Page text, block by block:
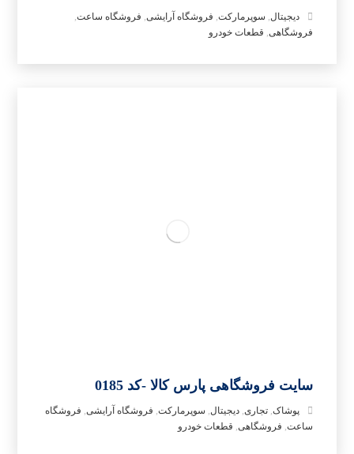
دیجیتال, سوپرمارکت, فروشگاه آرایشی, فروشگاه ساعت,
فروشگاهی, قطعات خودرو
سایت فروشگاهی پارس کالا -کد 0185
پوشاک,تجاری,دیجیتال, سوپرمارکت, فروشگاه آرایشی, فروشگاه
ساعت, فروشگاهی, قطعات خودرو